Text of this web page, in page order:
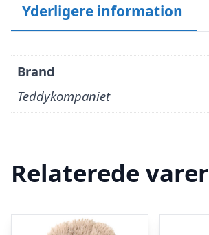
Yderligere information
Brand
Teddykompaniet
Relaterede varer